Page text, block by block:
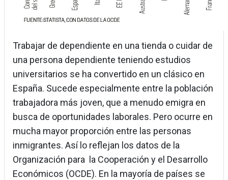
Trabajar de dependiente en una tienda o cuidar de
una persona dependiente teniendo estudios
universitarios se ha convertido en un clásico en
España. Sucede especialmente entre la población
trabajadora más joven, que a menudo emigra en
busca de oportunidades laborales. Pero ocurre en
mucha mayor proporción entre las personas
inmigrantes. Así lo reflejan los datos de la
Organización para la Cooperación y el Desarrollo
Económicos (OCDE). En la mayoría de países se